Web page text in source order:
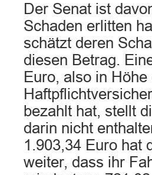
Der Senat ist
Schaden erlitten
schätzt deren
diesen Betrag.
Euro, also in
bezahlt hat, stellt
darin nicht
1.903,34 Euro hat
weiter, dass ihr